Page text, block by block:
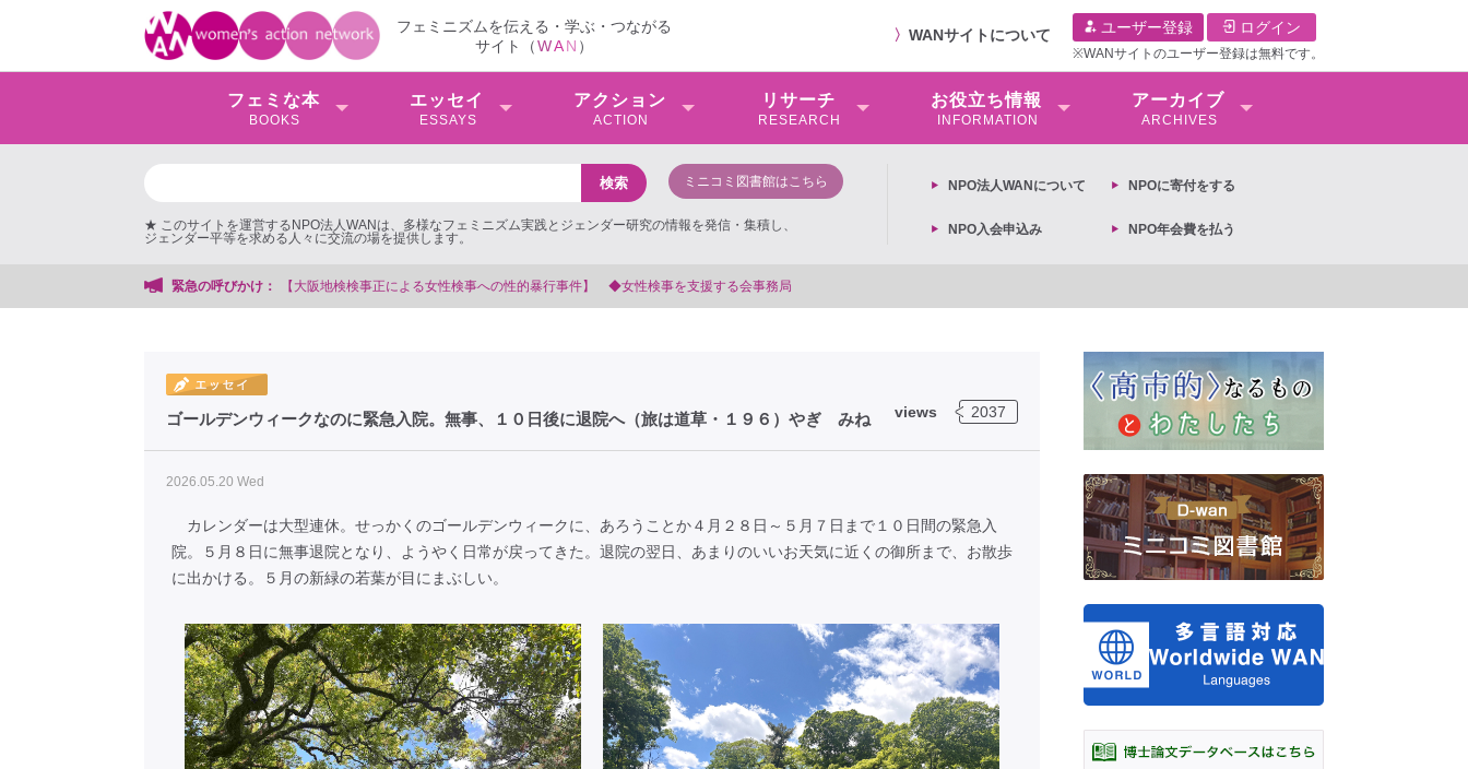
フェミニズムを伝える・学ぶ・つながる
サイト（WAN ）
〉 WANサイトについて ユーザー登録 ログイン
※WANサイトのユーザー登録は無料です。
フェミな本
BOOKS
エッセイ
ESSAYS
アクション
ACTION
リサーチ
RESEARCH
お役⽴ち情報
INFORMATION
アーカイブ
ARCHIVES
ミニコミ図書館はこちら
★ このサイトを運営するNPO法人WANは、多様なフェミニズム実践とジェンダー研究の情報を発信・集積し、
ジェンダー平等を求める人々に交流の場を提供します。
NPO法⼈WANについて NPOに寄付をする
NPO入会申込み NPO年会費を払う
緊急の呼びかけ： 【抗議文】2026年3月13日第6次男女共同参画基本計画の閣議決定への抗議文 ◆女性差別撤廃条約実現アクション 亀永能布子
views 2037
ゴールデンウィークなのに緊急入院。無事、１０日後に退院へ（旅は道草・１９６）やぎ みね
2026.05.20 Wed
カレンダーは大型連休。せっかくのゴールデンウィークに、あろうことか４月２８日～５月７日まで１０日間の緊急入
院。５月８日に無事退院となり、ようやく日常が戻ってきた。退院の翌日、あまりのいいお天気に近くの御所まで、お散歩
に出かける。５月の新緑の若葉が目にまぶしい。